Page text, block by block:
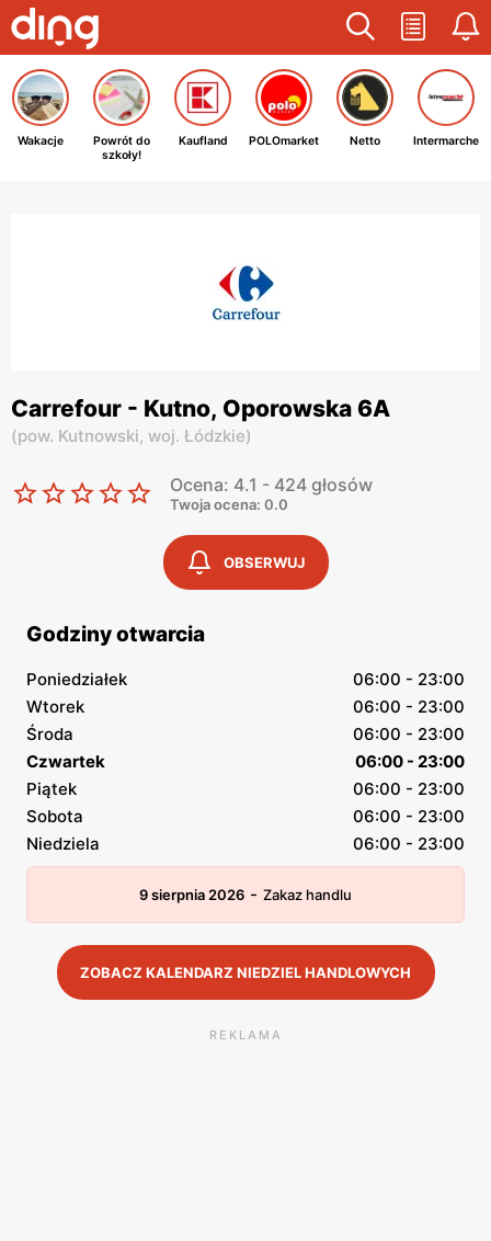
Wakacje
Powrót do
szkoły!
Kaufland POLOmarket Netto Intermarche
Carrefour - Kutno, Oporowska 6A
(pow. Kutnowski, woj. Łódzkie)
Ocena: 4.1 - 424 głosów
Twoja ocena: 0.0
OBSERWUJ
Godziny otwarcia
Poniedziałek
06:00 - 23:00
Wtorek
06:00 - 23:00
Środa
06:00 - 23:00
Czwartek
06:00 - 23:00
Piątek
06:00 - 23:00
Sobota
06:00 - 23:00
Niedziela
06:00 - 23:00
9 sierpnia 2026 - Zakaz handlu
ZOBACZ KALENDARZ NIEDZIEL HANDLOWYCH
REKLAMA